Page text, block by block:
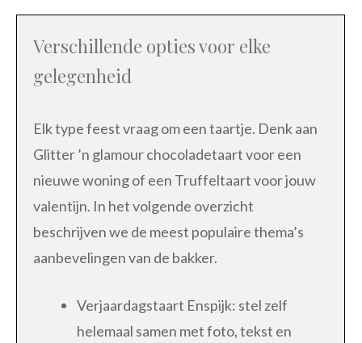
Verschillende opties voor elke
gelegenheid
Elk type feest vraag om een taartje. Denk aan
Glitter ’n glamour chocoladetaart voor een
nieuwe woning of een Truffeltaart voor jouw
valentijn. In het volgende overzicht
beschrijven we de meest populaire thema’s
aanbevelingen van de bakker.
Verjaardagstaart Enspijk: stel zelf
helemaal samen met foto, tekst en